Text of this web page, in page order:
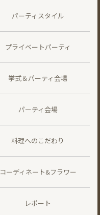
パーティスタイル
プライベートパーティ
挙式＆パーティ会場
パーティ会場
料理へのこだわり
コーディネート&フラワー
レポート